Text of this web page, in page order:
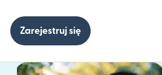
Zarejestruj się